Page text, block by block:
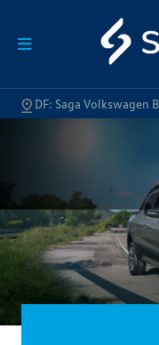
DF: Saga Volkswagen